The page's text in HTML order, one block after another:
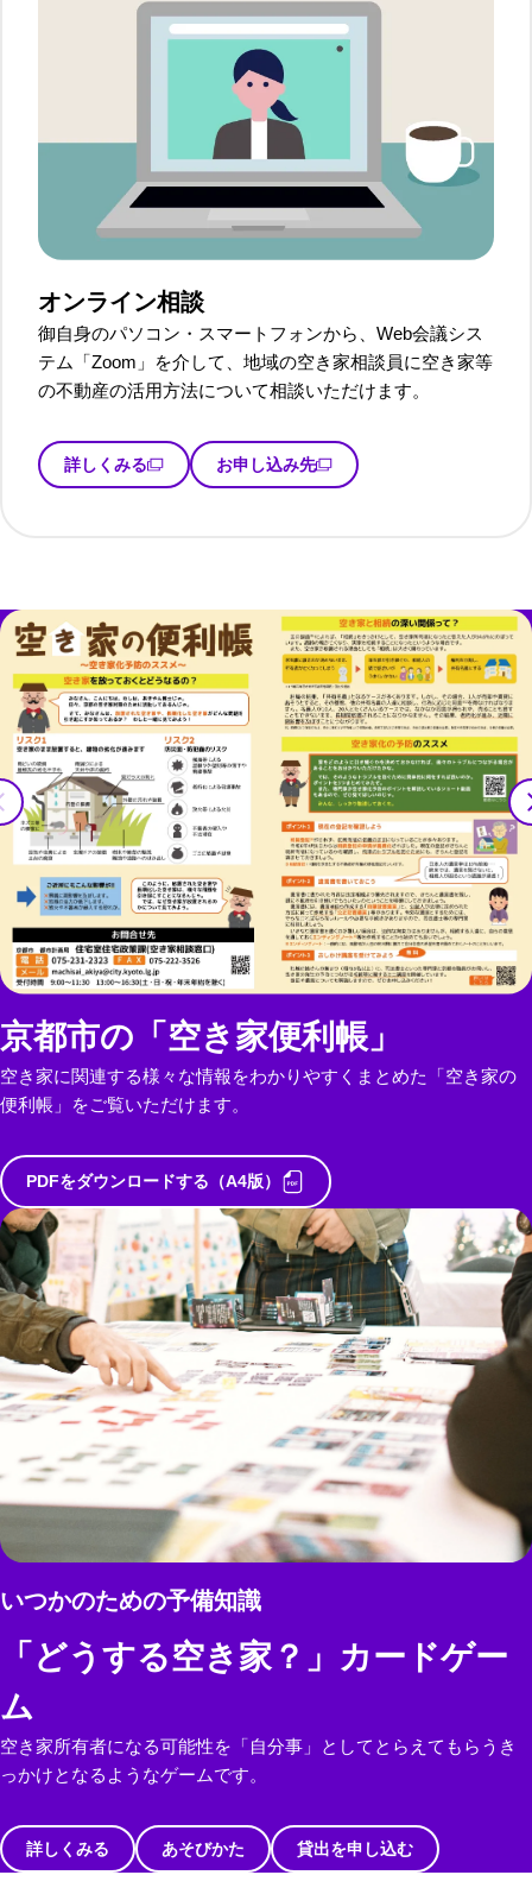
オンライン相談
御自身のパソコン・スマートフォンから、Web会議シス
テム「Zoom」を介して、地域の空き家相談員に空き家等
の不動産の活用方法について相談いただけます。
詳しくみる お申し込み先
京都市の「空き家便利帳」
空き家に関連する様々な情報をわかりやすくまとめた「空き家の
便利帳」をご覧いただけます。
PDFをダウンロードする（A4版）
いつかのための予備知識
「どうする空き家？」カードゲー
ム
空き家所有者になる可能性を「自分事」としてとらえてもらうき
っかけとなるようなゲームです。
詳しくみる あそびかた 貸出を申し込む